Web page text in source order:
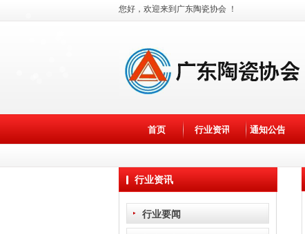
首页 行业资讯 通知公告
您好，欢迎来到广东陶瓷协会 ！
行业资讯
行业要闻